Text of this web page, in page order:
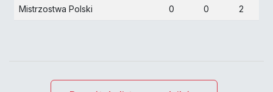
Mistrzostwa Polski 0 0 2